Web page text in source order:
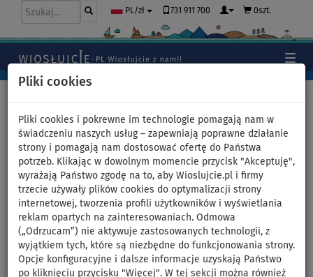
Pliki cookies
Pliki cookies i pokrewne im technologie pomagają nam w
świadczeniu naszych usług – zapewniają poprawne działanie
strony i pomagają nam dostosować ofertę do Państwa
potrzeb. Klikając w dowolnym momencie przycisk "Akceptuję",
wyrażają Państwo zgodę na to, aby Wioslujcie.pl i firmy
trzecie używały plików cookies do optymalizacji strony
internetowej, tworzenia profili użytkowników i wyświetlania
reklam opartych na zainteresowaniach. Odmowa
(„Odrzucam”) nie aktywuje zastosowanych technologii, z
wyjątkiem tych, które są niezbędne do funkcjonowania strony.
Opcje konfiguracyjne i dalsze informacje uzyskają Państwo
po kliknięciu przycisku "Więcej". W tej sekcji można również
PL/zł 731 911 700 0szt.
Wodoszczelny worek RESTUBE
Dry Bag 10l
Previous